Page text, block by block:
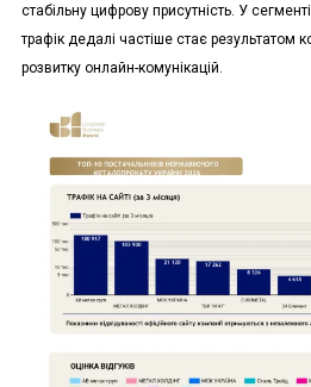
стабільну цифрову присутність. У
трафік дедалі частіше стає результатом
розвитку онлайн-комунікацій.